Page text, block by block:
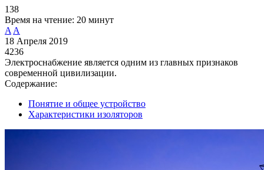
138
Время на чтение: 20 минут
A A
18 Апреля 2019
4236
Электроснабжение является одним из главных признаков
современной цивилизации.
Содержание:
Понятие и общее устройство
Характеристики изоляторов